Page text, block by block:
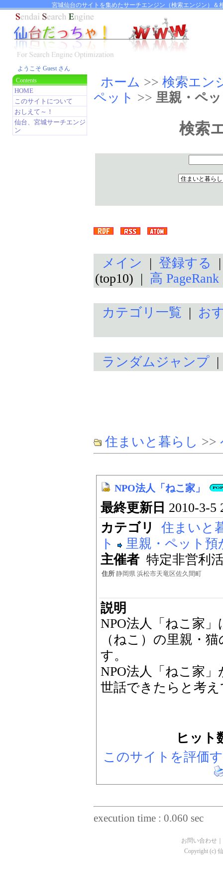
宮城仙台のサイトを集めたサーチエンジン（検索エンジン）
ようこそ Guest さん
Contents
HOME
このサイトについて
おしえて～！
仙台、宮城サーチエンジ
ン
ホーム >> 検索エン
ペット >> 里親・ペ
検索
メイン | 登録する
(top10) | 高
カテゴリ一覧 | お
ランダムジャンプ
住まいと暮らし >>
NPO法人「ねこ家」
最終更新日 2010-3-5
カテゴリ
住まいと
ト
里親・ペット預
主催者 特定非営利
住所 静岡県 浜松市天竜区佐久間町
説明
NPO法人「ねこ家
（ねこ）の里親・
す。
NPO法人「ねこ家
世話できたらと考
ヒット
このサイトを評価
execution time : 0.060 sec
お問い合わせ
Copyright (c)